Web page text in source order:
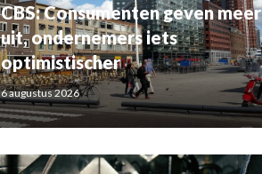
CBS: Consumenten geven meer
uit, ondernemers iets
optimistischer
6 augustus 2026